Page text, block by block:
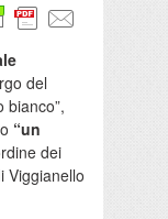
del
bianco”,
“un
dei
Viggianello